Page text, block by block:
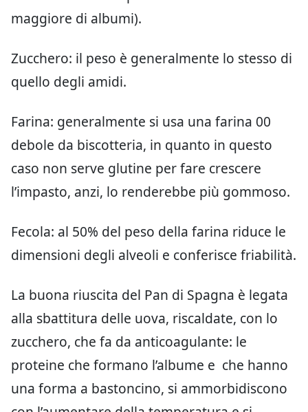
maggiore di albumi).
Zucchero: il peso è generalmente lo stesso di
quello degli amidi.
Farina: generalmente si usa una farina 00
debole da biscotteria, in quanto in questo
caso non serve glutine per fare crescere
l’impasto, anzi, lo renderebbe più gommoso.
Fecola: al 50% del peso della farina riduce le
dimensioni degli alveoli e conferisce friabilità.
La buona riuscita del Pan di Spagna è legata
alla sbattitura delle uova, riscaldate, con lo
zucchero, che fa da anticoagulante: le
proteine che formano l’albume e che hanno
una forma a bastoncino, si ammorbidiscono